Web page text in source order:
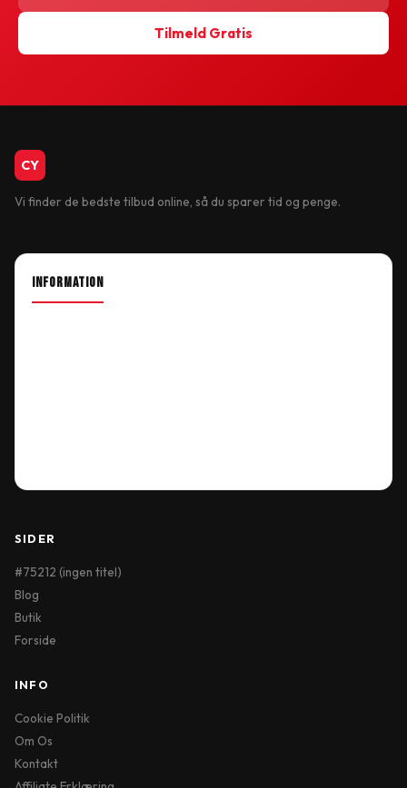
Tilmeld Gratis
CY
Vi finder de bedste tilbud online, så du sparer tid og penge.
INFORMATION
SIDER
#75212 (ingen titel)
Blog
Butik
Forside
INFO
Cookie Politik
Om Os
Kontakt